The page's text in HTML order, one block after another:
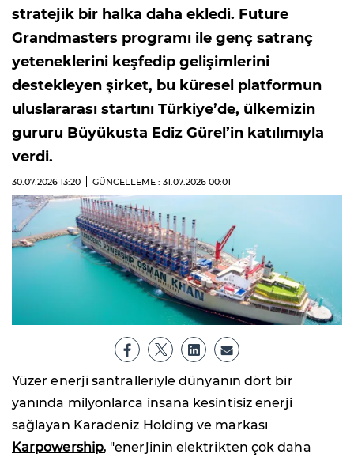
stratejik bir halka daha ekledi. Future
Grandmasters programı ile genç satranç
yeteneklerini keşfedip gelişimlerini
destekleyen şirket, bu küresel platformun
uluslararası startını Türkiye’de, ülkemizin
gururu Büyükusta Ediz Gürel’in katılımıyla
verdi.
30.07.2026 13:20 GÜNCELLEME : 31.07.2026 00:01
Yüzer enerji santralleriyle dünyanın dört bir
yanında milyonlarca insana kesintisiz enerji
sağlayan Karadeniz Holding ve markası
Karpowership, "enerjinin elektrikten çok daha